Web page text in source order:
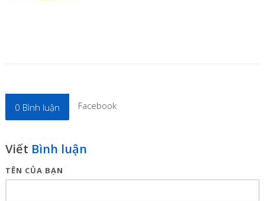
0 Bình luận Facebook
Viết Bình luận
TÊN CỦA BẠN